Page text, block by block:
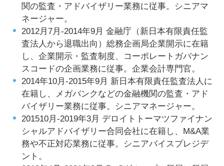
関の監査・アドバイザリー業務に従事。シニアマ
ネージャー。
2012月7月-2014年9月 金融庁（新日本有限責任監
査法人から退職出向）総務企画局企業開示に在籍
し、企業開示・監査制度、コーポレートガバナン
スコードの企画業務に従事。企業会計専門官。
2014年10月-2015年9月 新日本有限責任監査法人に
在籍し、メガバンクなどの金融機関の監査・アド
バイザリー業務に従事。シニアマネージャー。
201510月-2019年3月 デロイトトーマツファイナン
シャルアドバイザリー合同会社に在籍し、M&A業
務や不正対応業務に従事。シニアバイスプレジデ
ント。